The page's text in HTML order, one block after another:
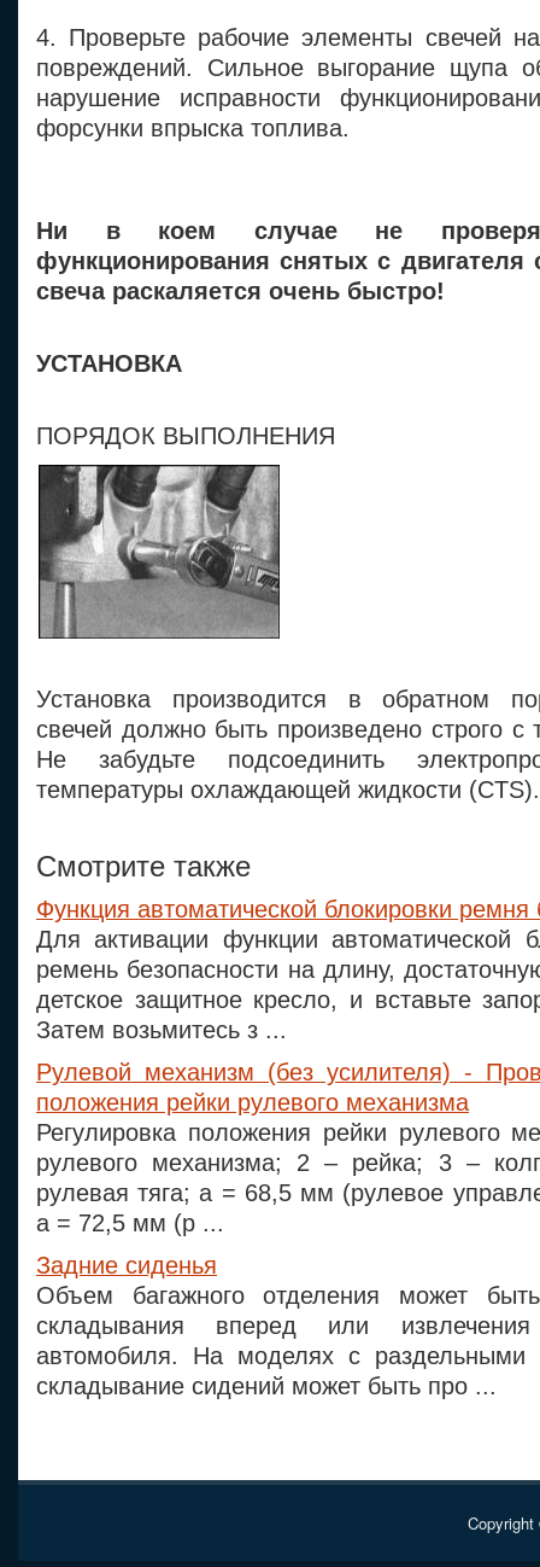
4. Проверьте рабочие элементы свечей
повреждений. Сильное выгорание щупа
нарушение исправности
форсунки впрыска топлива.
Ни в коем случае не
функционирования снятых с двигателя
свеча раскаляется очень быстро!
УСТАНОВКА
ПОРЯДОК ВЫПОЛНЕНИЯ
Установка производится в обратном
свечей должно быть произведено строго
Не забудьте подсоединить
температуры охлаждающей жидкости (CTS).
Смотрите также
Функция автоматической блокировки ремня
Для активации функции автоматической
ремень безопасности на длину,
детское защитное кресло, и вставьте
Затем возьмитесь з ...
Рулевой механизм (без усилителя) -
положения рейки рулевого механизма
Регулировка положения рейки рулевого
рулевого механизма; 2 – рейка; 3 –
рулевая тяга; а = 68,5 мм (рулевое
а = 72,5 мм (р ...
Задние сиденья
Объем багажного отделения может
складывания вперед или
автомобиля. На моделях с раздельными
складывание сидений может быть про ...
Copyright